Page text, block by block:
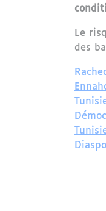
Le
des